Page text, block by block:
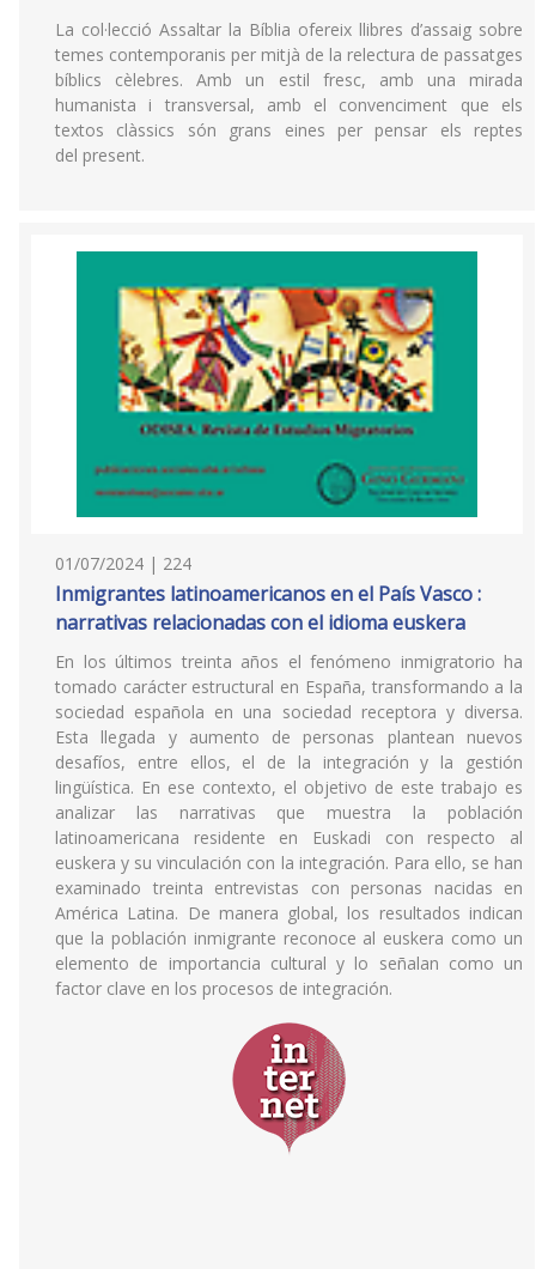
La col·lecció Assaltar la Bíblia ofereix llibres d’assaig sobre
temes contemporanis per mitjà de la relectura de passatges
bíblics cèlebres. Amb un estil fresc, amb una mirada
humanista i transversal, amb el convenciment que els
textos clàssics són grans eines per pensar els reptes
del present.
01/07/2024 | 224
Inmigrantes latinoamericanos en el País Vasco :
narrativas relacionadas con el idioma euskera
En los últimos treinta años el fenómeno inmigratorio ha
tomado carácter estructural en España, transformando a la
sociedad española en una sociedad receptora y diversa.
Esta llegada y aumento de personas plantean nuevos
desafíos, entre ellos, el de la integración y la gestión
lingüística. En ese contexto, el objetivo de este trabajo es
analizar las narrativas que muestra la población
latinoamericana residente en Euskadi con respecto al
euskera y su vinculación con la integración. Para ello, se han
examinado treinta entrevistas con personas nacidas en
América Latina. De manera global, los resultados indican
que la población inmigrante reconoce al euskera como un
elemento de importancia cultural y lo señalan como un
factor clave en los procesos de integración.